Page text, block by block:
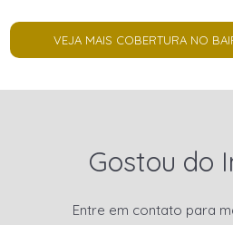
VEJA MAIS COBERTURA NO
Gostou do
Entre em contato para